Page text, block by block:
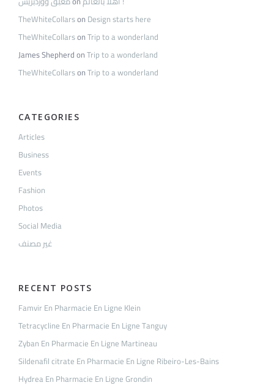
TheWhiteCollarson Design starts here
TheWhiteCollarsonTrip to a wonderland
James ShepherdonTrip to a wonderland
TheWhiteCollarsonTrip to a wonderland
CATEGORIES
Articles
Business
Events
Fashion
Photos
Social Media
غير مصنف
RECENT POSTS
Famvir En Pharmacie En Ligne Klein
Tetracycline En Pharmacie En Ligne Tanguy
Zyban En Pharmacie En Ligne Martineau
Sildenafil citrate En Pharmacie En Ligne Ribeiro-Les-Bains
Hydrea En Pharmacie En Ligne Grondin